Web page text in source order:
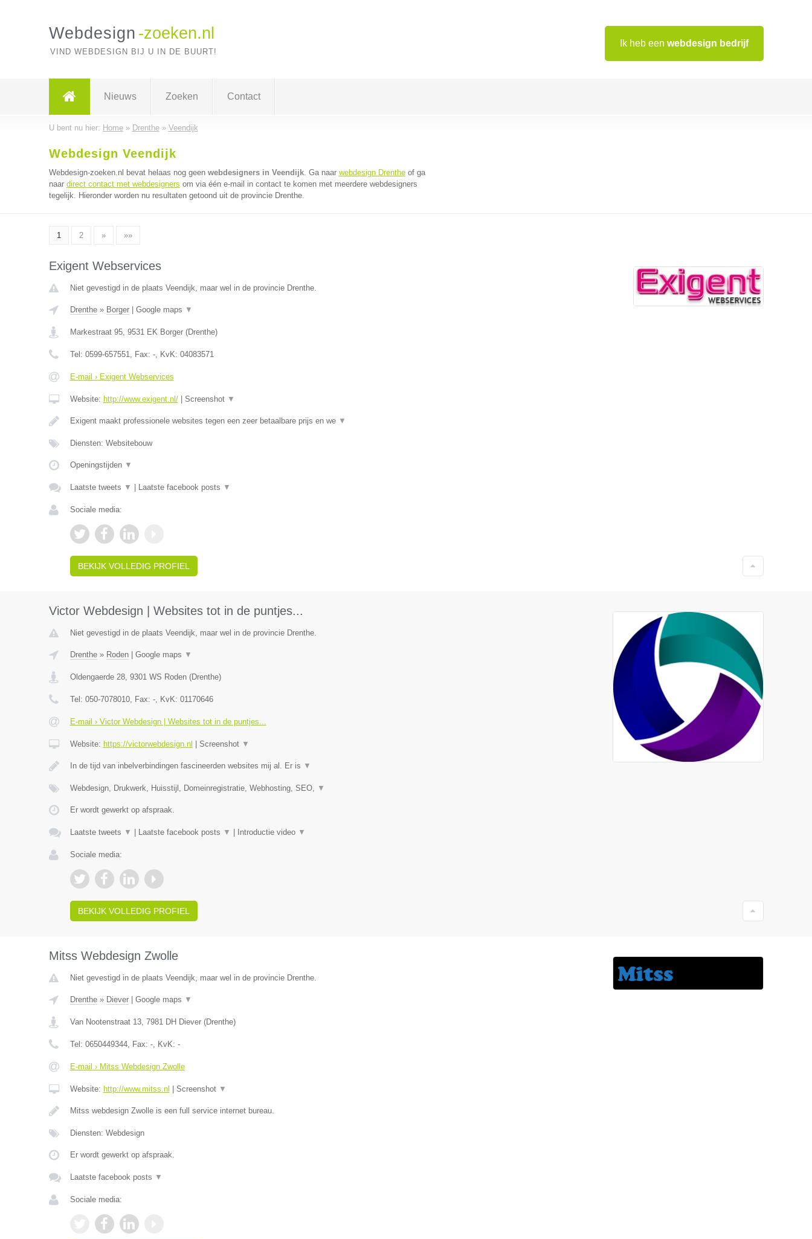
Ik heb een webdesign bedrijf
Webdesign -zoeken.nl
VIND WEBDESIGN BIJ U IN DE BUURT!
Nieuws Zoeken Contact
U bent nu hier: Home» Drenthe» Veendijk
Webdesign Veendijk
Webdesign-zoeken.nl bevat helaas nog geen webdesigners in Veendijk. Ga naar webdesign Drentheof ga
naar direct contact met webdesigners om via één e-mail in contact te komen met meerdere webdesigners
tegelijk. Hieronder worden nu resultaten getoond uit de provincie Drenthe.
1 2 » »»
Exigent Webservices
Niet gevestigd in de plaats Veendijk, maar wel in de provincie Drenthe.
Drenthe» Borger| Google maps ▼
Markestraat 95, 9531 EK Borger(Drenthe)
Tel: 0599-657551, Fax: -, KvK: 04083571
E-mail › Exigent Webservices
Website: http://www.exigent.nl/| Screenshot ▼
Exigent maakt professionele websites tegen een zeer betaalbare prijs en we ▼
Diensten: Websitebouw
Openingstijden ▼
Laatste tweets ▼ Laatste facebook posts ▼
Sociale media:
BEKIJK VOLLEDIG PROFIEL
Victor Webdesign | Websites tot in de puntjes...
Niet gevestigd in de plaats Veendijk, maar wel in de provincie Drenthe.
Drenthe» Roden| Google maps ▼
Oldengaerde 28, 9301 WS Roden(Drenthe)
Tel: 050-7078010, Fax: -, KvK: 01170646
E-mail › Victor Webdesign | Websites tot in de puntjes...
Website: https://victorwebdesign.nl Screenshot ▼
In de tijd van inbelverbindingen fascineerden websites mij al. Er is ▼
Webdesign, Drukwerk, Huisstijl, Domeinregistratie, Webhosting, SEO, ▼
Er wordt gewerkt op afspraak.
Laatste tweets ▼ Laatste facebook posts ▼ Introductie video ▼
Sociale media:
BEKIJK VOLLEDIG PROFIEL
Mitss Webdesign Zwolle
Niet gevestigd in de plaats Veendijk, maar wel in de provincie Drenthe.
Drenthe» Diever| Google maps ▼
Van Nootenstraat 13, 7981 DH Diever(Drenthe)
Tel: 0650449344, Fax: -, KvK: -
E-mail › Mitss Webdesign Zwolle
Website: http://www.mitss.nl Screenshot ▼
Mitss webdesign Zwolle is een full service internet bureau.
Diensten: Webdesign
Er wordt gewerkt op afspraak.
Laatste facebook posts ▼
Sociale media: